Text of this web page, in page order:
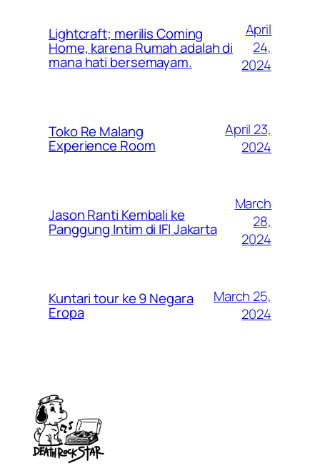
Lightcraft; merilis Coming
Home, karena Rumah adalah di
mana hati bersemayam.
April
24,
2024
Toko Re Malang
Experience Room
April 23,
2024
Jason Ranti Kembali ke
Panggung Intim di IFI Jakarta
March
28,
2024
Kuntari tour ke 9 Negara
Eropa
March 25,
2024